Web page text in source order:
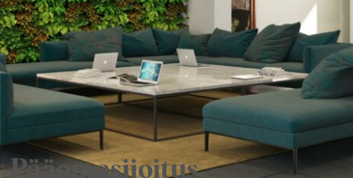
Pääomasijoitus